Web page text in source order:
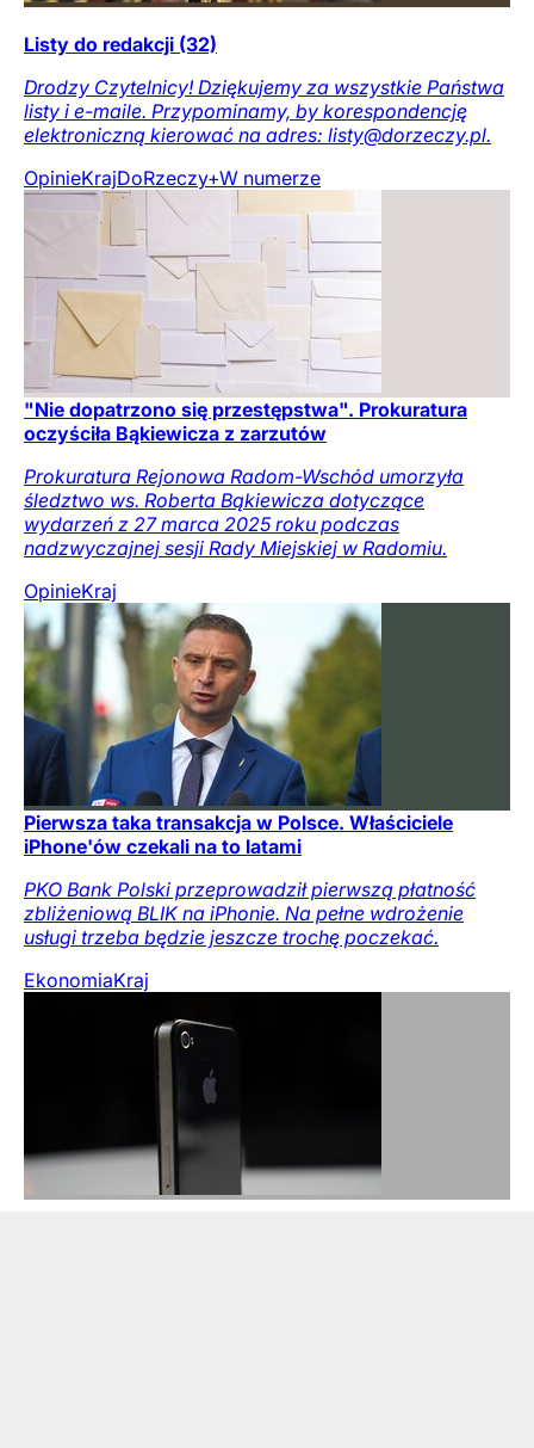
Listy do redakcji (32)
Drodzy Czytelnicy! Dziękujemy za wszystkie Państwa
listy i e-maile. Przypominamy, by korespondencję
elektroniczną kierować na adres: listy@dorzeczy.pl.
OpinieKrajDoRzeczy+W numerze
"Nie dopatrzono się przestępstwa". Prokuratura
oczyściła Bąkiewicza z zarzutów
Prokuratura Rejonowa Radom-Wschód umorzyła
śledztwo ws. Roberta Bąkiewicza dotyczące
wydarzeń z 27 marca 2025 roku podczas
nadzwyczajnej sesji Rady Miejskiej w Radomiu.
OpinieKraj
Pierwsza taka transakcja w Polsce. Właściciele
iPhone'ów czekali na to latami
PKO Bank Polski przeprowadził pierwszą płatność
zbliżeniową BLIK na iPhonie. Na pełne wdrożenie
usługi trzeba będzie jeszcze trochę poczekać.
EkonomiaKraj